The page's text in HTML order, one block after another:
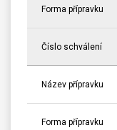
Forma přípravku
Číslo schválení
Název přípravku
Forma přípravku